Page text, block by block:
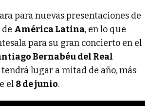
para nuevas presentaciones de
América Latina, en lo que
para su gran concierto en el
Bernabéu del Real
tendrá lugar a mitad de año, más
el 8 de junio.